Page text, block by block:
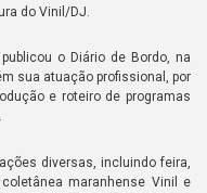
do Vinil/DJ.
o Diário de Bordo, na
sua atuação profissional, por
e roteiro de programas
diversas, incluindo feira,
maranhense Vinil e